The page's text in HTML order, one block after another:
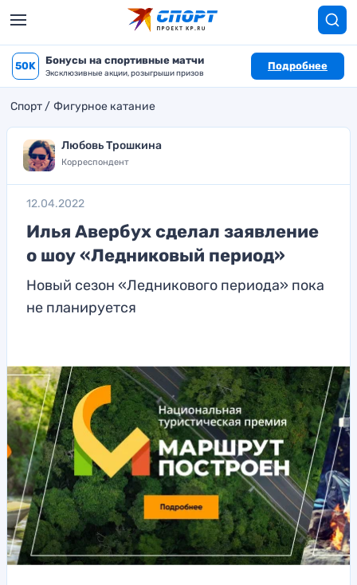
50K Бонусы на спортивные матчи
Эксклюзивные акции, розыгрыши призов
Подробнее
Спорт Фигурное катание
Любовь Трошкина
Корреспондент
12.04.2022
Илья Авербух сделал заявление
о шоу «Ледниковый период»
Новый сезон «Ледникового периода» пока
не планируется